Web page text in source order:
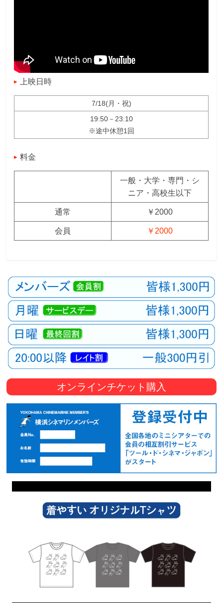
上映日時
7/18(月・祝)
19:50－23:10
※途中休憩1回
料金
一般・大学・専門・シ
ニア・高校生以下
通常 ￥2000
会員 ￥2000
オンラインチケット購入